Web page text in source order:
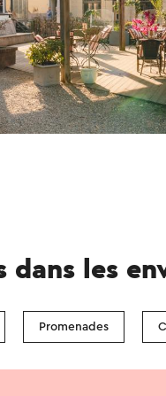
dans les
Promenades